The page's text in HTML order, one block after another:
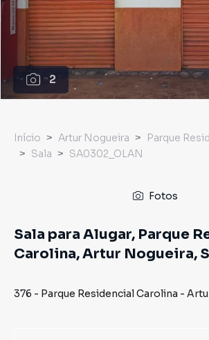
2
Início Artur Nogueira
Parque
Sala
SA0302_OLAN
Fotos
Sala para Alugar, Parque
Carolina, Artur Nogueira,
376 - Parque Residencial Carolina -